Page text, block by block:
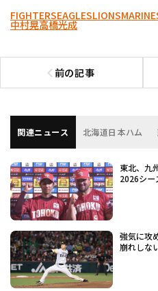
FIGHTERSEAGLESLIONS
中村晃高橋光成
前の記事
前の記事へ
関連ニュース 北海道日本ハム
東北、九
2026シー
強気に攻
崩れしな